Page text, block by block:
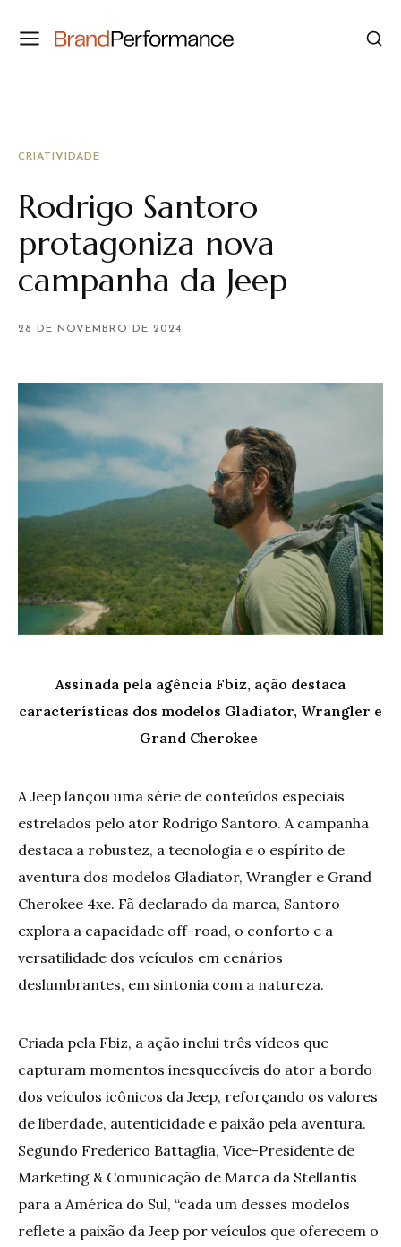
CRIATIVIDADE
Rodrigo Santoro
protagoniza nova
campanha da Jeep
28 DE NOVEMBRO DE 2024
Assinada pela agência Fbiz, ação destaca
características dos modelos Gladiator, Wrangler e
Grand Cherokee
A Jeep lançou uma série de conteúdos especiais
estrelados pelo ator Rodrigo Santoro. A campanha
destaca a robustez, a tecnologia e o espírito de
aventura dos modelos Gladiator, Wrangler e Grand
Cherokee 4xe. Fã declarado da marca, Santoro
explora a capacidade off-road, o conforto e a
versatilidade dos veículos em cenários
deslumbrantes, em sintonia com a natureza.
Criada pela Fbiz, a ação inclui três vídeos que
capturam momentos inesquecíveis do ator a bordo
dos veículos icônicos da Jeep, reforçando os valores
de liberdade, autenticidade e paixão pela aventura.
Segundo Frederico Battaglia, Vice-Presidente de
Marketing & Comunicação de Marca da Stellantis
para a América do Sul, “cada um desses modelos
reflete a paixão da Jeep por veículos que oferecem o